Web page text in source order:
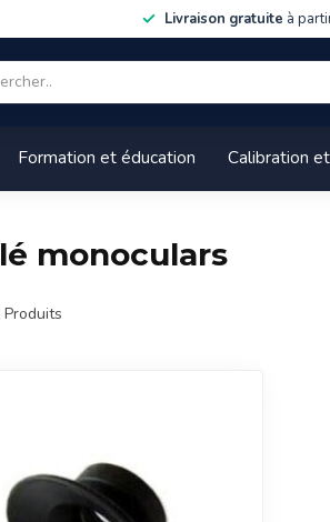
Livraison gratuite à
Formation et éducation Calibration
monoculars
Produits